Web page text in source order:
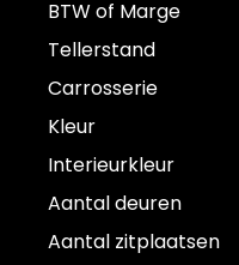
BTW of Marge
Tellerstand
Carrosserie
Kleur
Interieurkleur
Aantal deuren
Aantal zitplaatsen